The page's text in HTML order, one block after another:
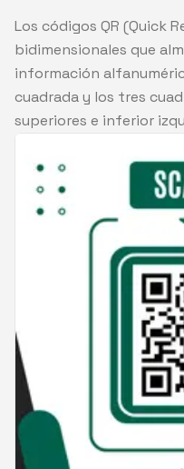
Los códigos QR (Quick
bidimensionales que
información
cuadrada y los tres
superiores e inferior